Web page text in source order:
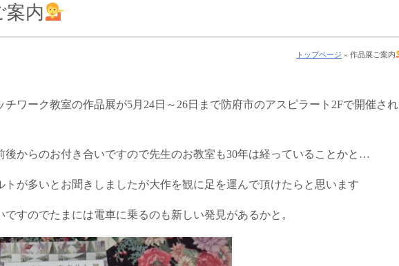
案内
トップページ » 作品展ご案内
チワーク教室の作品展が5月24日～26日まで防府市のアスピラート2Fで開催され
後からのお付き合いですので先生のお教室も30年は経っていることかと…
トが多いとお聞きしましたが大作を観に足を運んで頂けたらと思います
ですのでたまには電車に乗るのも新しい発見があるかと。